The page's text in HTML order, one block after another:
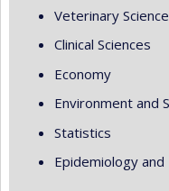
Veterinary
Clinical Sciences
Economy
Environment and
Statistics
Epidemiology